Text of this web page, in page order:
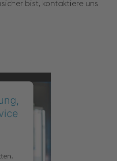
bist, kontaktiere uns